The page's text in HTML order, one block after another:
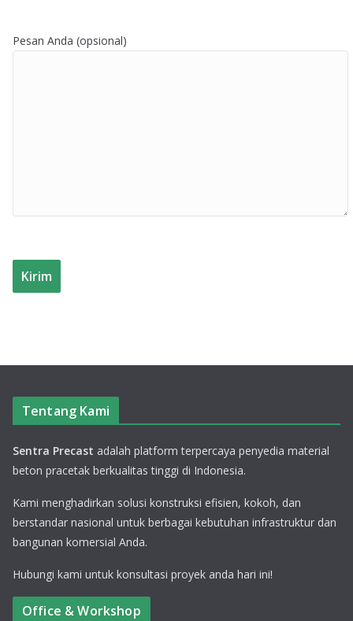
Pesan Anda (opsional)
Tentang Kami
Sentra Precast adalah platform terpercaya penyedia material
beton pracetak berkualitas tinggi di Indonesia.
Kami menghadirkan solusi konstruksi efisien, kokoh, dan
berstandar nasional untuk berbagai kebutuhan infrastruktur dan
bangunan komersial Anda.
Hubungi kami untuk konsultasi proyek anda hari ini!
Office & Workshop